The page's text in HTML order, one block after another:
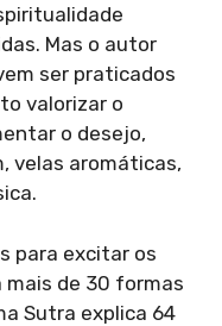
Mas o autor
ser praticados
valorizar o
o desejo,
velas aromáticas,
para excitar os
mais de 30 formas
Sutra explica 64